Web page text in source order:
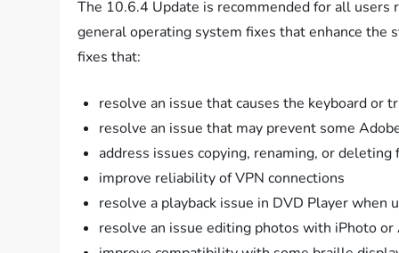
The 10.6.4 Update is recommended for all users
general operating system fixes that enhance the
fixes that:
resolve an issue that causes the keyboard or
resolve an issue that may prevent some
address issues copying, renaming, or
improve reliability of VPN connections
resolve a playback issue in DVD Player when
resolve an issue editing photos with iPhoto